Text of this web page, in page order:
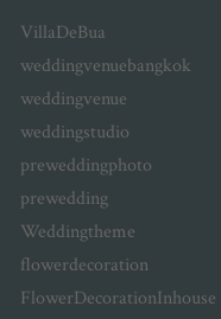
VillaDeBua
weddingvenuebangkok
weddingvenue
weddingstudio
preweddingphoto
prewedding
Weddingtheme
flowerdecoration
FlowerDecorationInhouse